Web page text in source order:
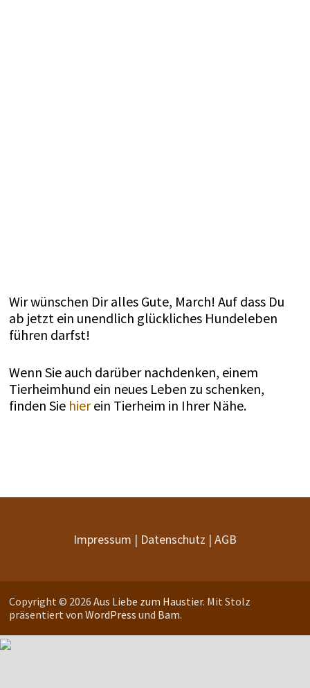
Wir wünschen Dir alles Gute, March! Auf dass Du
ab jetzt ein unendlich glückliches Hundeleben
führen darfst!
Wenn Sie auch darüber nachdenken, einem
Tierheimhund ein neues Leben zu schenken,
finden Sie hierein Tierheim in Ihrer Nähe.
Impressum | Datenschutz | AGB
Copyright © 2026 Aus Liebe zum Haustier. Mit Stolz
präsentiert von WordPress und Bam.